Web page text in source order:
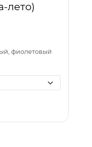
лето)
фиолетовый